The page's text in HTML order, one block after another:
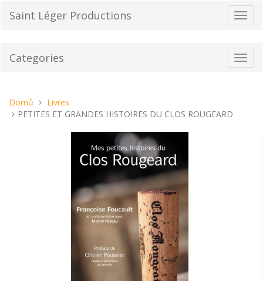
Saint Léger Productions
Categories
Nacházíte
se
Domů
Livres
PETITES ET GRANDES HISTOIRES DU CLOS ROUGEARD